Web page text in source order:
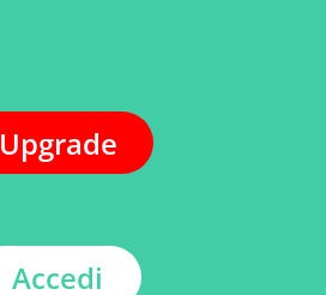
Upgrade
Accedi